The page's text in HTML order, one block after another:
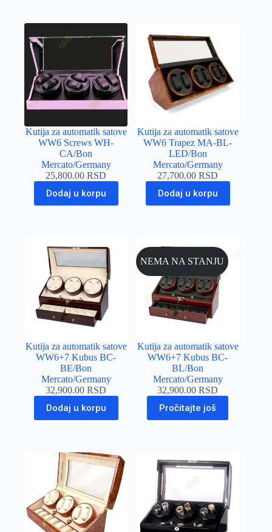
Kutija za automatik satove
WW6 Screws WH-
CA/Bon
Mercato/Germany
25,800.00RSD
Dodaj u korpu
Kutija za automatik satove
WW6 Trapez MA-BL-
LED/Bon
Mercato/Germany
27,700.00RSD
Dodaj u korpu
Kutija za automatik satove
WW6+7 Kubus BC-
BE/Bon
Mercato/Germany
32,900.00RSD
Dodaj u korpu
NEMA NA STANJU
Kutija za automatik satove
WW6+7 Kubus BC-
BL/Bon
Mercato/Germany
32,900.00RSD
Pročitajte još